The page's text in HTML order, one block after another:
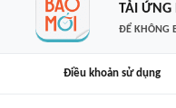
TẢI ỨNG
ĐỂ KHÔNG
Điều khoản sử dụng